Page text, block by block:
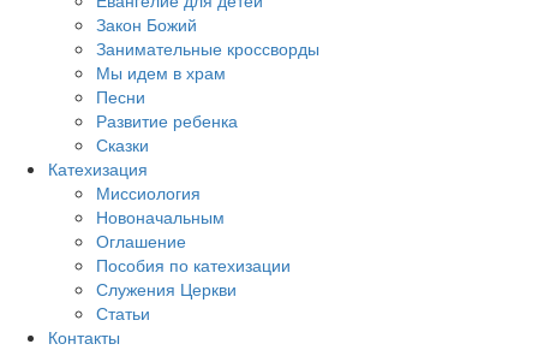
Закон Божий
Занимательные кроссворды
Мы идем в храм
Песни
Развитие ребенка
Сказки
Катехизация
Миссиология
Новоначальным
Оглашение
Пособия по катехизации
Служения Церкви
Статьи
Контакты